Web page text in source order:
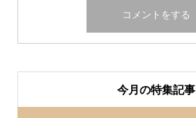
今月の特集記事